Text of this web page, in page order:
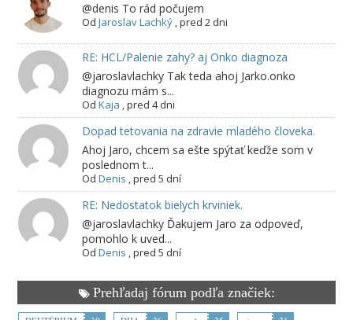
@denis To rád počujem
Od Jaroslav Lachký,pred 2 dni
RE: HCL/Palenie zahy? aj Onko diagnoza
@jaroslavlachky Tak teda ahoj Jarko.onko
diagnozu mám s...
Od Kaja ,pred 4 dni
Dopad tetovania na zdravie mladého človeka.
Ahoj Jaro, chcem sa ešte spýtať keďže som v
poslednom t...
Od Denis ,pred 5 dní
RE: Nedostatok bielych krviniek.
@jaroslavlachky Ďakujem Jaro za odpoveď,
pomohlo k uved...
Od Denis ,pred 5 dní
Prehľadaj fórum podľa značiek: